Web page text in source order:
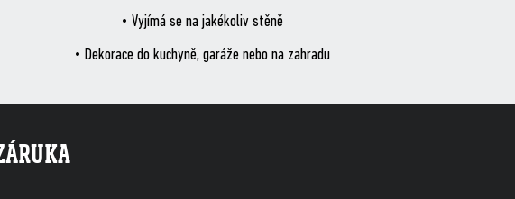
• Vyjímá se na jakékoliv stěně
• Dekorace do kuchyně, garáže nebo na zahradu